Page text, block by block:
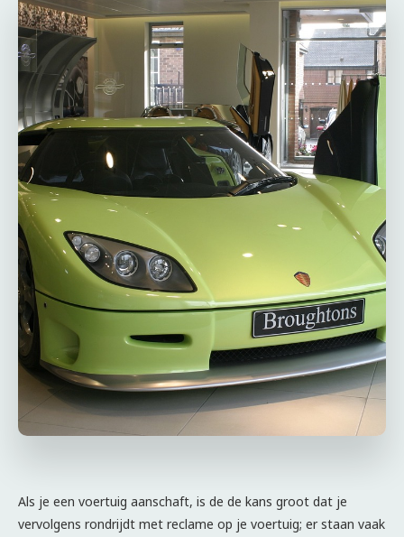
Als je een voertuig aanschaft, is de de kans groot dat je
vervolgens rondrijdt met reclame op je voertuig; er staan vaak